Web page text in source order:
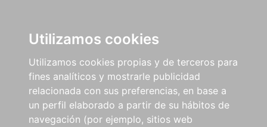
Utilizamos cookies
Utilizamos cookies propias y de terceros para
fines analíticos y mostrarle publicidad
relacionada con sus preferencias, en base a
un perfil elaborado a partir de su hábitos de
navegación (por ejemplo, sitios web